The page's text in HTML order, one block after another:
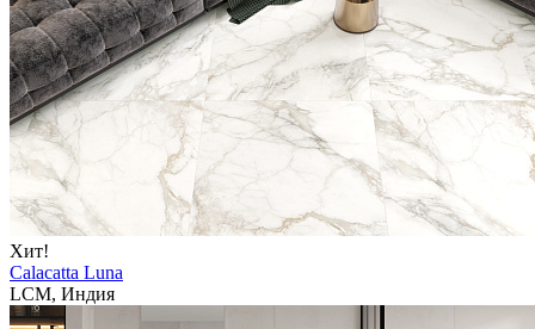
Хит!
Calacatta Luna
LCM, Индия